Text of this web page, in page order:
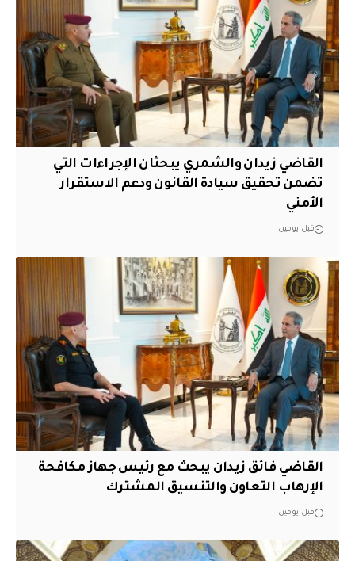
القاضي زيدان والشمري يبحثان الإجراءات التي
تضمن تحقيق سيادة القانون ودعم الاستقرار
الأمني
قبل يومين
القاضي فائق زيدان يبحث مع رئيس جهاز مكافحة
الإرهاب التعاون والتنسيق المشترك
قبل يومين